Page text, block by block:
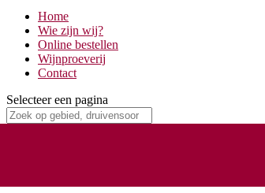
Home
Wie zijn wij?
Online bestellen
Wijnproeverij
Contact
Selecteer een pagina